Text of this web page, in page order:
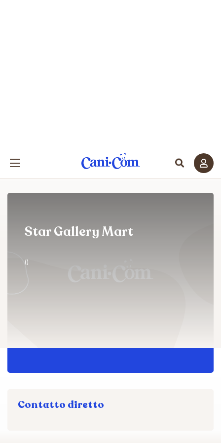
Star Gallery Mart
()
Contatto diretto